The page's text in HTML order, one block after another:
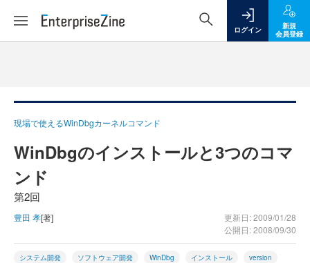
ログイン
新規
会員登録
現場で使えるWinDbgカーネルコマンド
WinDbgのインストールと3つのコマ
ンド
第2回
豊田 孝[著]
更新日: 2009/01/28
公開日: 2008/09/30
システム開発 ソフトウェア開発 WinDbg インストール version